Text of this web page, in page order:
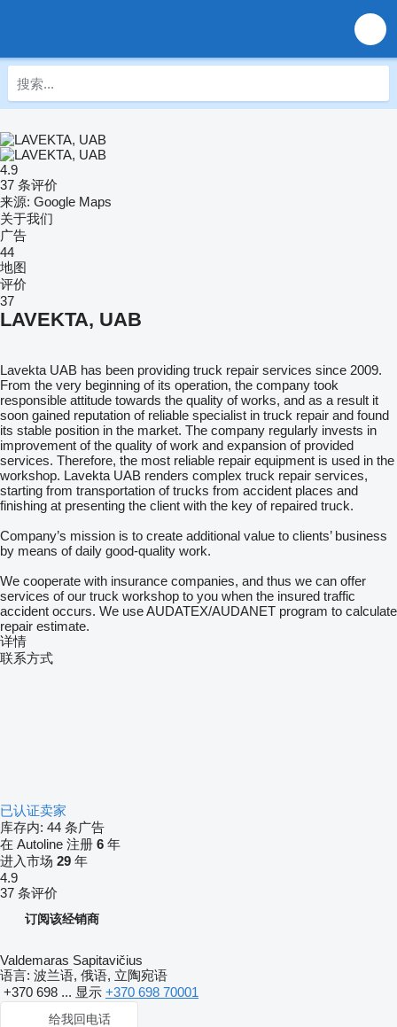
4.9
37 条评价
来源: Google Maps
关于我们
广告
44
地图
评价
37
LAVEKTA, UAB
Lavekta UAB has been providing truck repair services since 2009.
From the very beginning of its operation, the company took
responsible attitude towards the quality of works, and as a result it
soon gained reputation of reliable specialist in truck repair and found
its stable position in the market. The company regularly invests in
improvement of the quality of work and expansion of provided
services. Therefore, the most reliable repair equipment is used in the
workshop. Lavekta UAB renders complex truck repair services,
starting from transportation of trucks from accident places and
finishing at presenting the client with the key of repaired truck.
Company’s mission is to create additional value to clients’ business
by means of daily good-quality work.
We cooperate with insurance companies, and thus we can offer
services of our truck workshop to you when the insured traffic
accident occurs. We use AUDATEX/AUDANET program to calculate
repair estimate.
详情
联系方式
已认证卖家
库存内: 44 条广告
在 Autoline 注册 6 年
进入市场 29 年
4.9
37 条评价
订阅该经销商
Valdemaras Sapitavičius
语言: 波兰语, 俄语, 立陶宛语
+370 698 ... 显示 +370 698 70001
给我回电话